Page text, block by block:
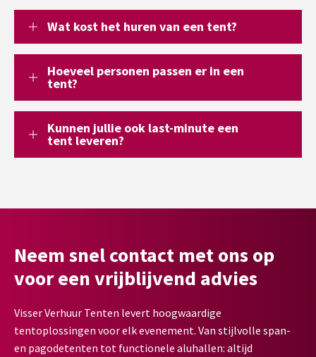
Wat kost het huren van een tent?
Hoeveel personen passen er in een
tent?
Kunnen jullie ook last-minute een
tent leveren?
Neem snel contact met ons op
voor een vrijblijvend advies
Visser Verhuur Tenten levert hoogwaardige
tentoplossingen voor elk evenement. Van stijlvolle span-
en pagodetenten tot functionele aluhallen: altijd